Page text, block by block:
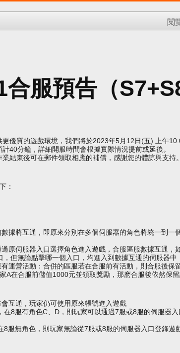
閱
合服預告（
優質的遊戲環境，我們將於2023年5月12日(五) 上午
40分鐘，詳細開服時間會根據實際情況提前或延後。
結束後可在郵件領取相應的補償，感謝您的體諒與支持。
：
據將互通，即原來分別在多個伺服器的角色將統一到一
原伺服器入口選擇角色進入遊戲，合服區服數據互通，
但無論點擊哪一個入口，均進入到數據互通的伺服器中
運營活動：合併的區服若在合服前有活動，則合服後保
A在合服前儲值1000元並領取獎勵，那麽合服後依然保留
互通，玩家仍可使用原來帳號進入遊戲
在8服有角色C、D，則玩家可以通過7服或8服的伺服器
服無角色，則玩家無論從7服或8服的伺服器 入口登錄遊